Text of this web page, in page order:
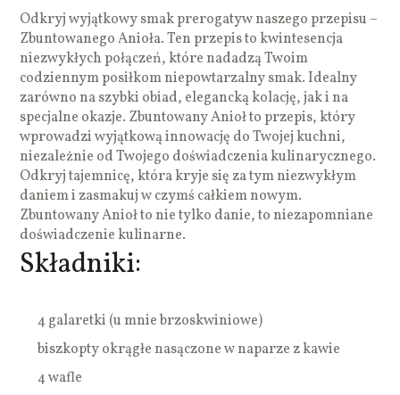
Odkryj wyjątkowy smak prerogatyw naszego przepisu –
Zbuntowanego Anioła. Ten przepis to kwintesencja
niezwykłych połączeń, które nadadzą Twoim
codziennym posiłkom niepowtarzalny smak. Idealny
zarówno na szybki obiad, elegancką kolację, jak i na
specjalne okazje. Zbuntowany Anioł to przepis, który
wprowadzi wyjątkową innowację do Twojej kuchni,
niezależnie od Twojego doświadczenia kulinarycznego.
Odkryj tajemnicę, która kryje się za tym niezwykłym
daniem i zasmakuj w czymś całkiem nowym.
Zbuntowany Anioł to nie tylko danie, to niezapomniane
doświadczenie kulinarne.
Składniki:
4 galaretki (u mnie brzoskwiniowe)
biszkopty okrągłe nasączone w naparze z kawie
4 wafle